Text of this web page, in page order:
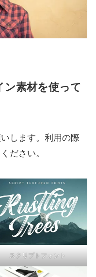
ン素材を使って
します。利用の際
ださい。
スクリプトフォント